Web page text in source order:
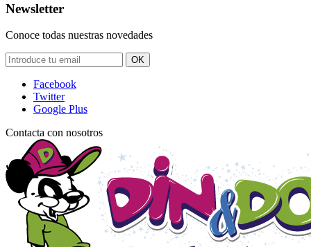
Newsletter
Conoce todas nuestras novedades
OK
Facebook
Twitter
Google Plus
Contacta con nosotros